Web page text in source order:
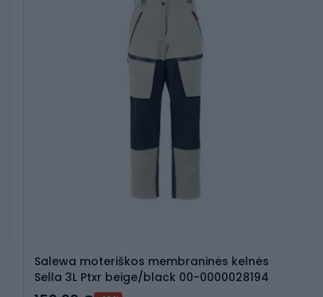
Salewa moteriškos membraninės kelnės
Sella 3L Ptxr beige/black 00-0000028194